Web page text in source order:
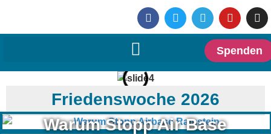
Spenden
Friedenswoche 2026
Warum Stopp Air Base